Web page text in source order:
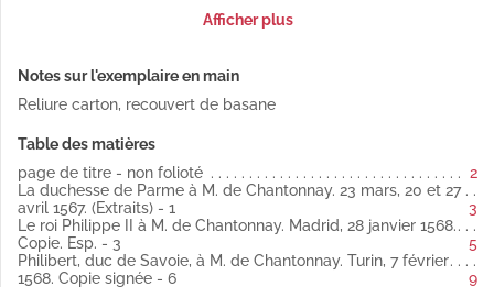
février 1568 latin
Copie signée.
Fol. 8 Le roi Philippe II à M. de Chantonnay. Madrid, 8 février
Copie.
Fol. 10 Andres Gallen à M. de Chantonnay. Madrid, 25 février
1568 espagnol
Fol. 12 Christine, duchesse de Lorraine, à M. de Chantonnay.
Munich, 28 février 1568 latin
Copie signée.
Fol. 13 Traduction de la patente du palatin du Rhin Frédéric
contre l'entrée de la monnaie étrangère dans ses États.
Afficher plus
Notes sur l'exemplaire en main
Reliure carton, recouvert de basane
Table des matières
page de titre - non folioté
2
La duchesse de Parme à M. de Chantonnay. 23 mars, 20 et 27
avril 1567. (Extraits) - 1
3
Le roi Philippe II à M. de Chantonnay. Madrid, 28 janvier 1568.
Copie. Esp. - 3
5
Philibert, duc de Savoie, à M. de Chantonnay. Turin, 7 février
1568. Copie signée - 6
9